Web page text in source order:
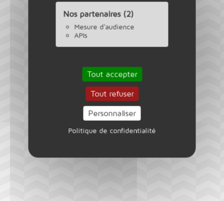
Nos partenaires (2)
Mesure d'audience
APIs
Tout accepter
Tout refuser
Personnaliser
Politique de confidentialité